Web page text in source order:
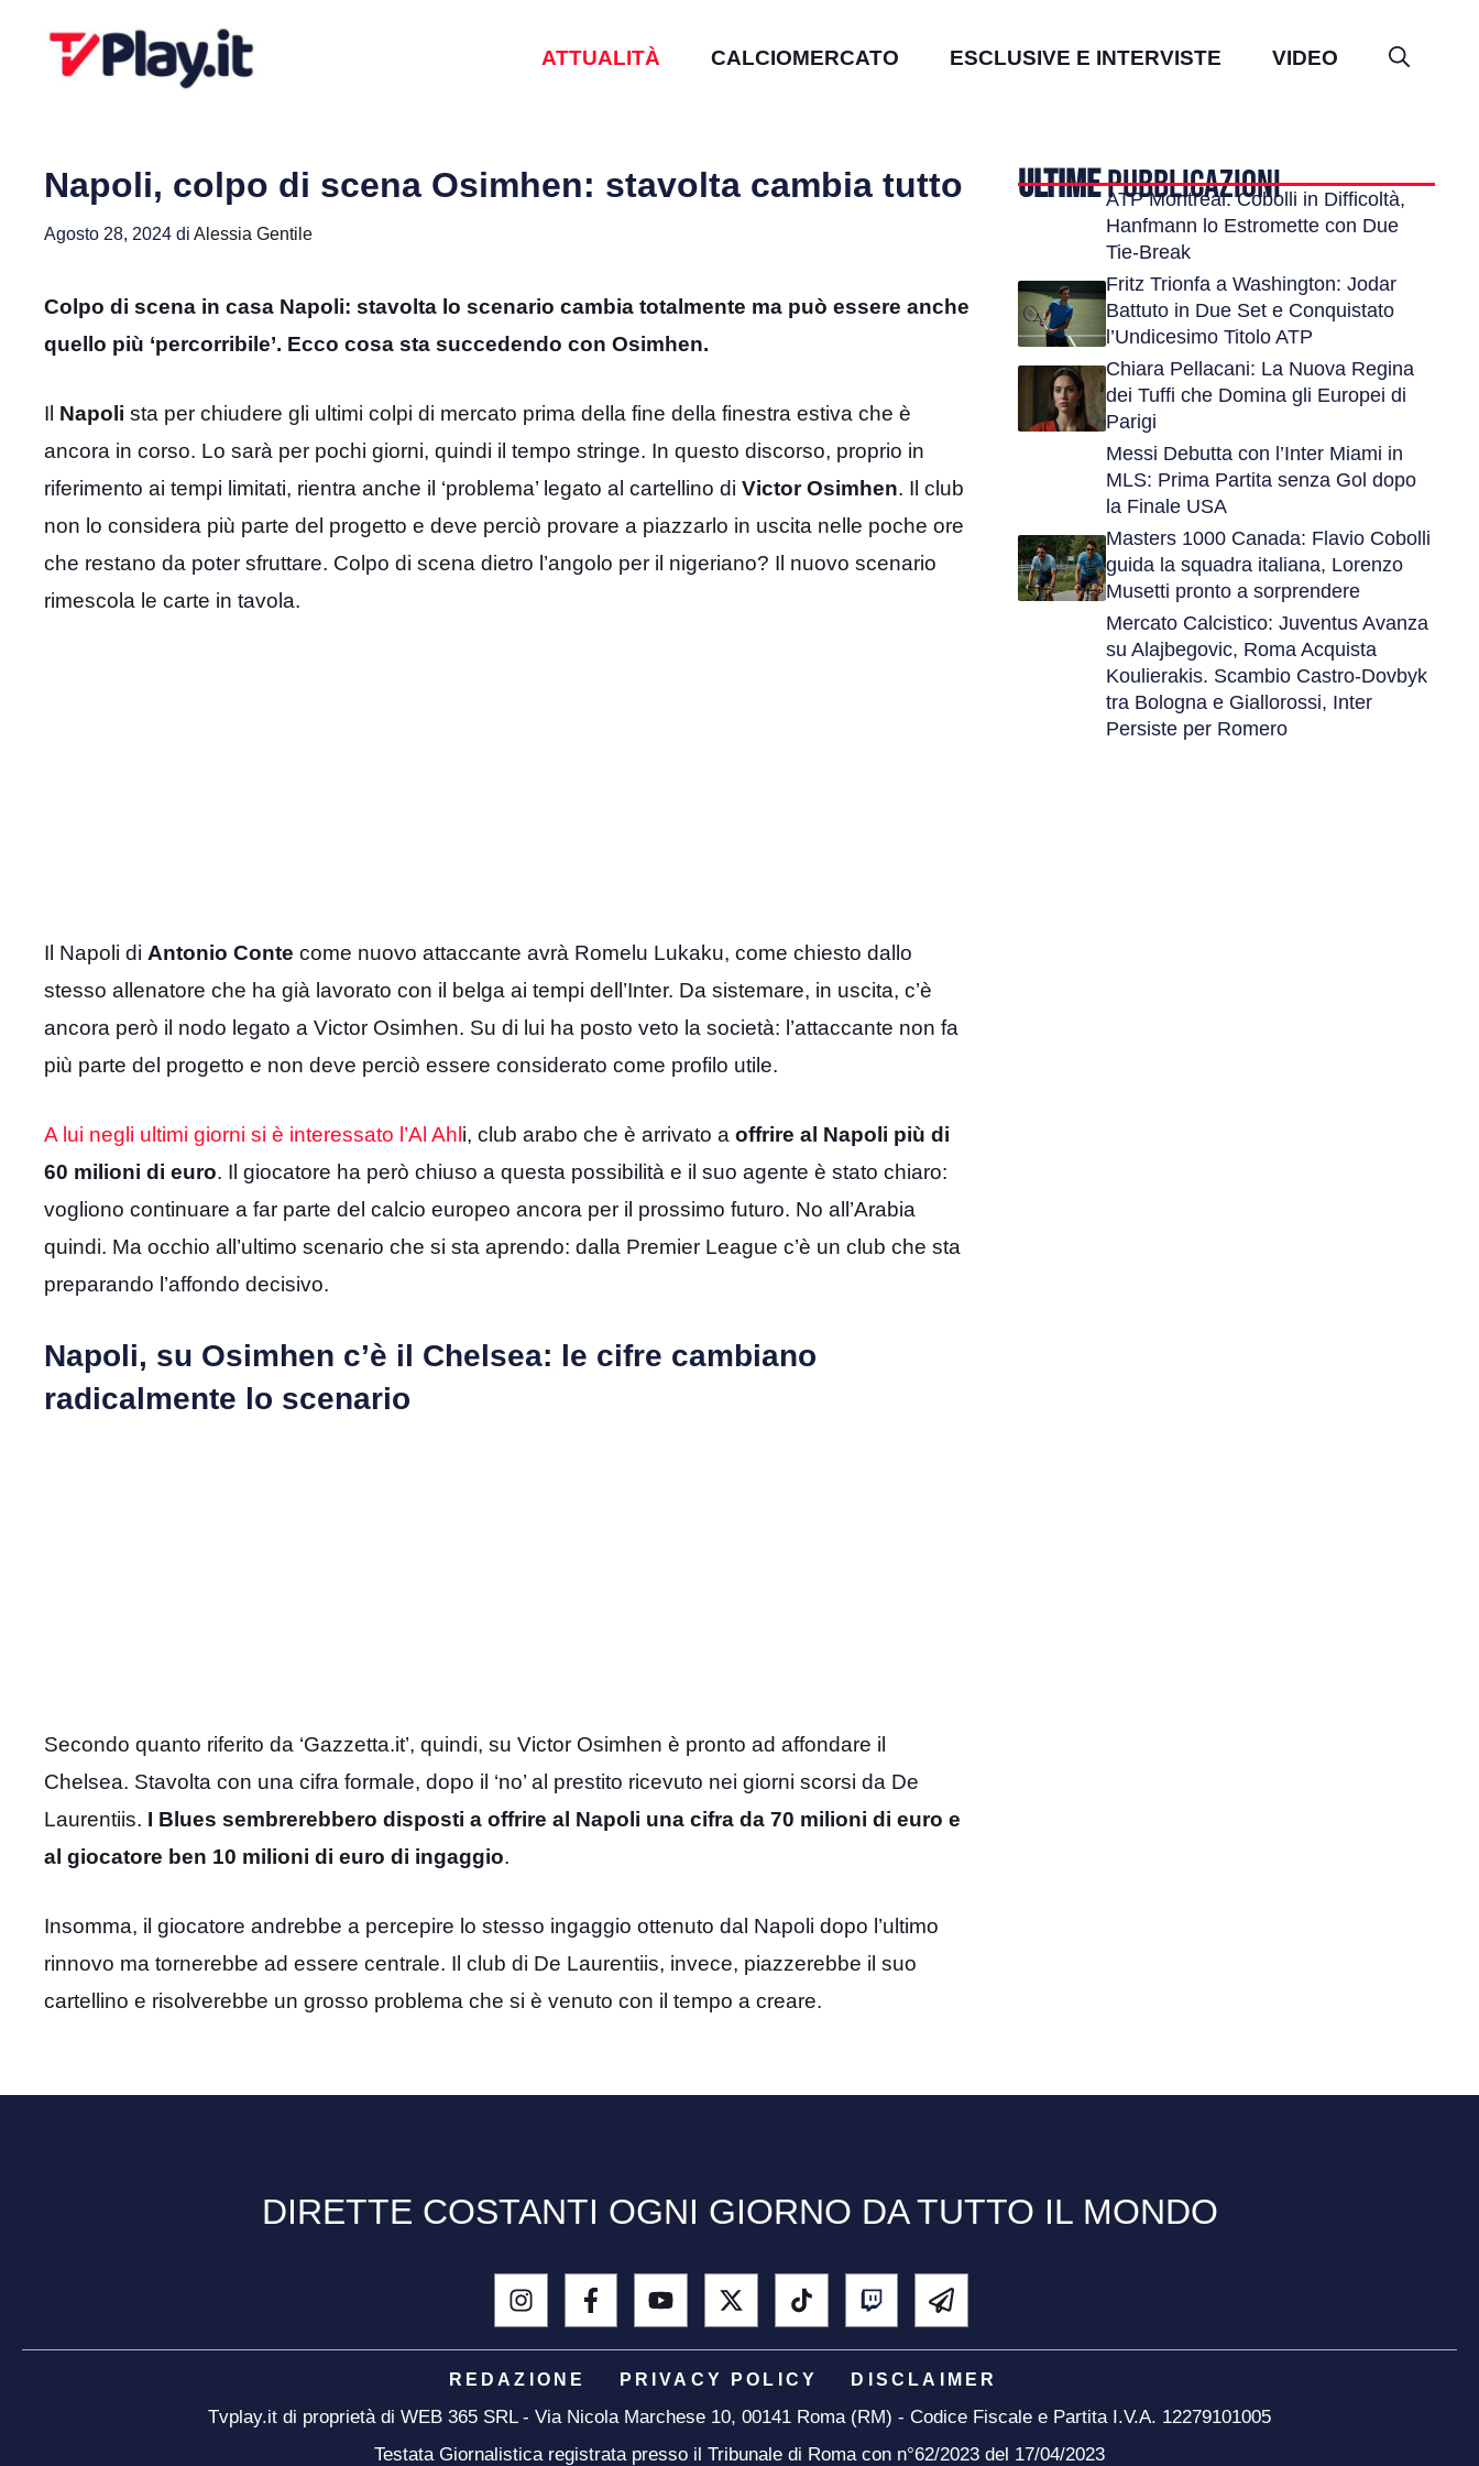
ATTUALITÀ CALCIOMERCATO ESCLUSIVE E INTERVISTE VIDEO
Napoli, colpo di scena Osimhen: stavolta cambia tutto
Agosto 28, 2024 di Alessia Gentile
Colpo di scena in casa Napoli: stavolta lo scenario cambia totalmente ma può essere anche
quello più ‘percorribile’. Ecco cosa sta succedendo con Osimhen.
Il Napoli sta per chiudere gli ultimi colpi di mercato prima della fine della finestra estiva che è
ancora in corso. Lo sarà per pochi giorni, quindi il tempo stringe. In questo discorso, proprio in
riferimento ai tempi limitati, rientra anche il ‘problema’ legato al cartellino di Victor Osimhen. Il club
non lo considera più parte del progetto e deve perciò provare a piazzarlo in uscita nelle poche ore
che restano da poter sfruttare. Colpo di scena dietro l’angolo per il nigeriano? Il nuovo scenario
rimescola le carte in tavola.
Il Napoli di Antonio Conte come nuovo attaccante avrà Romelu Lukaku, come chiesto dallo
stesso allenatore che ha già lavorato con il belga ai tempi dell’Inter. Da sistemare, in uscita, c’è
ancora però il nodo legato a Victor Osimhen. Su di lui ha posto veto la società: l’attaccante non fa
più parte del progetto e non deve perciò essere considerato come profilo utile.
A lui negli ultimi giorni si è interessato l’Al Ahli, club arabo che è arrivato a offrire al Napoli più di
60 milioni di euro. Il giocatore ha però chiuso a questa possibilità e il suo agente è stato chiaro:
vogliono continuare a far parte del calcio europeo ancora per il prossimo futuro. No all’Arabia
quindi. Ma occhio all’ultimo scenario che si sta aprendo: dalla Premier League c’è un club che sta
preparando l’affondo decisivo.
Napoli, su Osimhen c’è il Chelsea: le cifre cambiano
radicalmente lo scenario
Secondo quanto riferito da ‘Gazzetta.it’, quindi, su Victor Osimhen è pronto ad affondare il
Chelsea. Stavolta con una cifra formale, dopo il ‘no’ al prestito ricevuto nei giorni scorsi da De
Laurentiis. I Blues sembrerebbero disposti a offrire al Napoli una cifra da 70 milioni di euro e
al giocatore ben 10 milioni di euro di ingaggio.
Insomma, il giocatore andrebbe a percepire lo stesso ingaggio ottenuto dal Napoli dopo l’ultimo
rinnovo ma tornerebbe ad essere centrale. Il club di De Laurentiis, invece, piazzerebbe il suo
cartellino e risolverebbe un grosso problema che si è venuto con il tempo a creare.
ULTIMEPUBBLICAZIONI
ATP Montreal: Cobolli in Difficoltà,
Hanfmann lo Estromette con Due
Tie-Break
Fritz Trionfa a Washington: Jodar
Battuto in Due Set e Conquistato
l’Undicesimo Titolo ATP
Chiara Pellacani: La Nuova Regina
dei Tuffi che Domina gli Europei di
Parigi
Messi Debutta con l’Inter Miami in
MLS: Prima Partita senza Gol dopo
la Finale USA
Masters 1000 Canada: Flavio Cobolli
guida la squadra italiana, Lorenzo
Musetti pronto a sorprendere
Mercato Calcistico: Juventus Avanza
su Alajbegovic, Roma Acquista
Koulierakis. Scambio Castro-Dovbyk
tra Bologna e Giallorossi, Inter
Persiste per Romero
DIRETTE COSTANTI OGNI GIORNO DA TUTTO IL MONDO
REDAZIONE PRIVACY POLICY DISCLAIMER
Tvplay.it di proprietà di WEB 365 SRL - Via Nicola Marchese 10, 00141 Roma (RM) - Codice Fiscale e Partita I.V.A. 12279101005
Testata Giornalistica registrata presso il Tribunale di Roma con n°62/2023 del 17/04/2023